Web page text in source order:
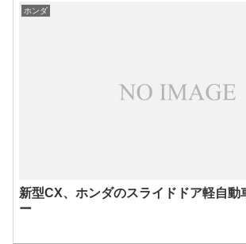
ホンダ
新型CX、ホンダのスライドドア軽自動
ー